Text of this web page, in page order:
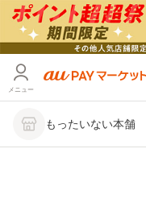
メニュー
もったいない本舗